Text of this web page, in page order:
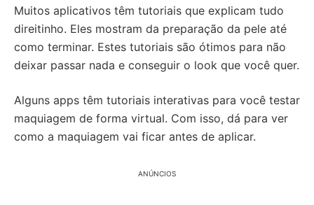
Muitos aplicativos têm tutoriais que explicam tudo
direitinho. Eles mostram da preparação da pele até
como terminar. Estes tutoriais são ótimos para não
deixar passar nada e conseguir o look que você quer.
Alguns apps têm tutoriais interativas para você testar
maquiagem de forma virtual. Com isso, dá para ver
como a maquiagem vai ficar antes de aplicar.
ANÚNCIOS